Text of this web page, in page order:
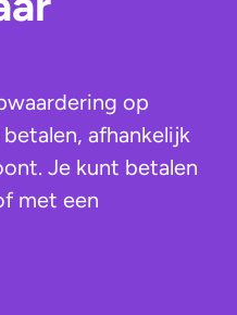
op
afhankelijk
Je kunt betalen
met een